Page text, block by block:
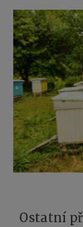
Ostatní